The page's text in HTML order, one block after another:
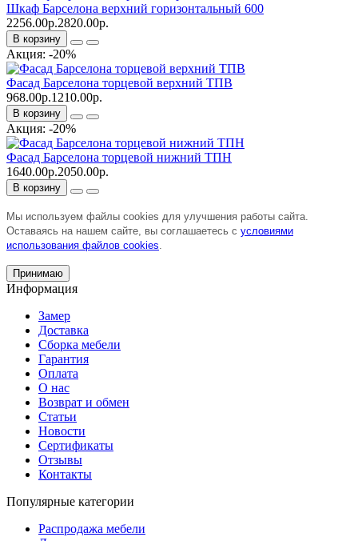
Шкаф Барселона верхний горизонтальный 600
2256.00р.2820.00р.
В корзину
Акция: -20%
Фасад Барселона торцевой верхний ТПВ
968.00р.1210.00р.
В корзину
Акция: -20%
Фасад Барселона торцевой нижний ТПН
1640.00р.2050.00р.
В корзину
Мы используем файлы cookies для улучшения работы сайта.
Оставаясь на нашем сайте, вы соглашаетесь с условиями
использования файлов cookies
Принимаю
Информация
Замер
Доставка
Сборка мебели
Гарантия
Оплата
О нас
Возврат и обмен
Статьи
Новости
Сертификаты
Отзывы
Контакты
Популярные категории
Распродажа мебели